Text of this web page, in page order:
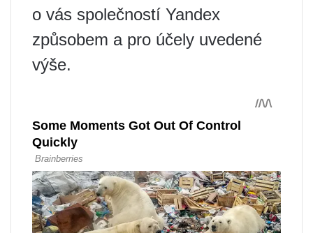
o vás společností Yandex
způsobem a pro účely uvedené
výše.